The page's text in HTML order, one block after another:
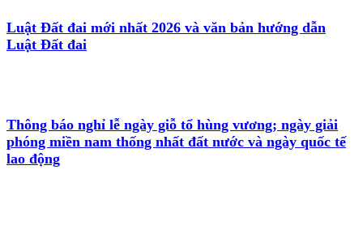
Luật Đất đai mới nhất 2026 và văn bản hướng dẫn
Luật Đất đai
Thông báo nghỉ lễ ngày giỗ tổ hùng vương; ngày giải
phóng miền nam thống nhất đất nước và ngày quốc tế
lao động